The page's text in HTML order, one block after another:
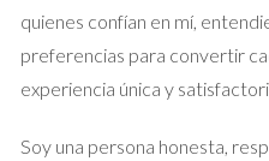
Otro ejemplo inspirador es el
joven que decidió vender su
una oferta laboral en otra
embargo, pronto se
quienes confían en mí,
preferencias para convertir
experiencia única y
Soy una persona honesta,